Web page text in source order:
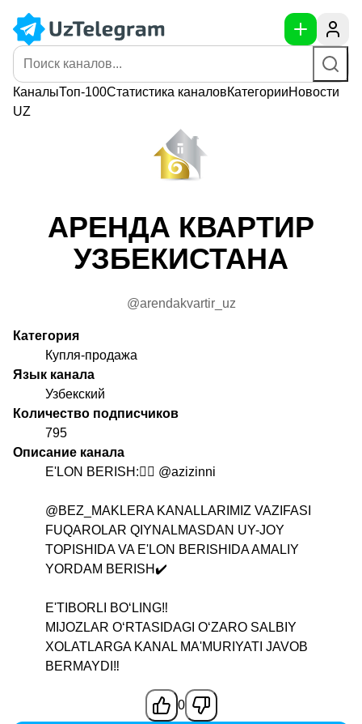
КаналыТоп-100Статистика каналовКатегорииНовости
UZ
АРЕНДА КВАРТИР
УЗБЕКИСТАНА
@arendakvartir_uz
Категория
Купля-продажа
Язык канала
Узбекский
Количество подписчиков
795
Описание канала
E'LON BERISH:👉🏻 @azizinni
@BEZ_MAKLERAKANALLARIMIZ VAZIFASI
FUQAROLAR QIYNALMASDAN UY-JOY
TOPISHIDA VA E'LON BERISHIDA AMALIY
YORDAM BERISH✔️
E'TIBORLI BOʻLING‼️
MIJOZLAR OʻRTASIDAGI OʻZARO SALBIY
XOLATLARGA KANAL MA'MURIYATI JAVOB
BERMAYDI‼️
0